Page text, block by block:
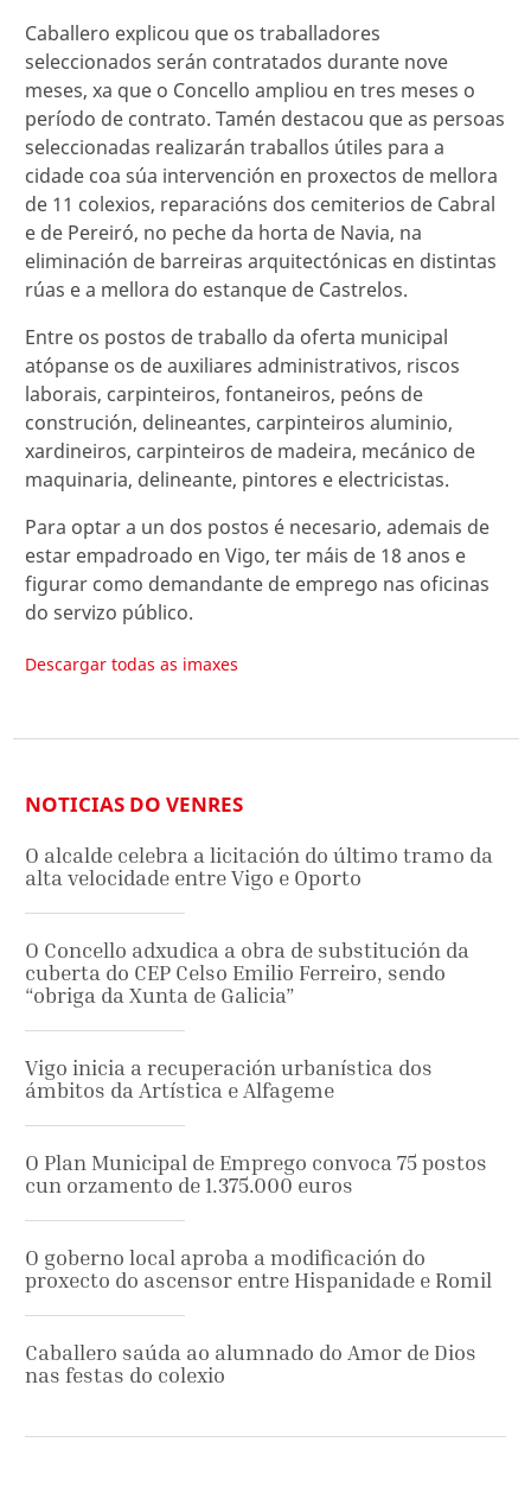
Caballero explicou que os traballadores
seleccionados serán contratados durante nove
meses, xa que o Concello ampliou en tres meses o
período de contrato. Tamén destacou que as persoas
seleccionadas realizarán traballos útiles para a
cidade coa súa intervención en proxectos de mellora
de 11 colexios, reparacións dos cemiterios de Cabral
e de Pereiró, no peche da horta de Navia, na
eliminación de barreiras arquitectónicas en distintas
rúas e a mellora do estanque de Castrelos.
Entre os postos de traballo da oferta municipal
atópanse os de auxiliares administrativos, riscos
laborais, carpinteiros, fontaneiros, peóns de
construción, delineantes, carpinteiros aluminio,
xardineiros, carpinteiros de madeira, mecánico de
maquinaria, delineante, pintores e electricistas.
Para optar a un dos postos é necesario, ademais de
estar empadroado en Vigo, ter máis de 18 anos e
figurar como demandante de emprego nas oficinas
do servizo público.
Descargar todas as imaxes
NOTICIAS DO VENRES
O alcalde celebra a licitación do último tramo da
alta velocidade entre Vigo e Oporto
O Concello adxudica a obra de substitución da
cuberta do CEP Celso Emilio Ferreiro, sendo
“obriga da Xunta de Galicia”
Vigo inicia a recuperación urbanística dos
ámbitos da Artística e Alfageme
O Plan Municipal de Emprego convoca 75 postos
cun orzamento de 1.375.000 euros
O goberno local aproba a modificación do
proxecto do ascensor entre Hispanidade e Romil
Caballero saúda ao alumnado do Amor de Dios
nas festas do colexio